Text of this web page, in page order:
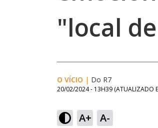
"local
O VÍCIO | Do R7
20/02/2024 - 13H39 (ATUALIZADO
A+ A-